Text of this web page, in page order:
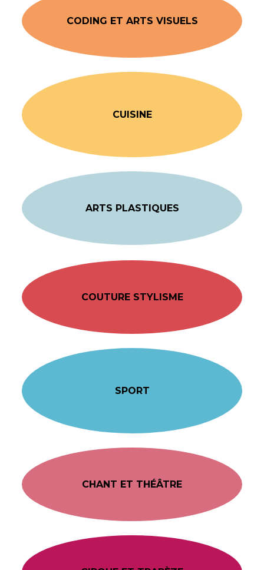
CODING ET ARTS VISUELS
CUISINE
ARTS PLASTIQUES
COUTURE STYLISME
SPORT
CHANT ET THÉÂTRE